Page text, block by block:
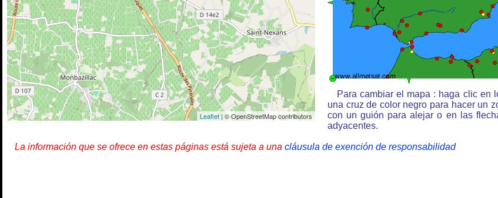
Leaflet | © OpenStreetMap contributors
Para cambiar el mapa : haga clic en
una cruz de color negro para hacer un
con un guión para alejar o en las
adyacentes.
La información que se ofrece en estas páginas está sujeta a una cláusula de exención de responsabilidad